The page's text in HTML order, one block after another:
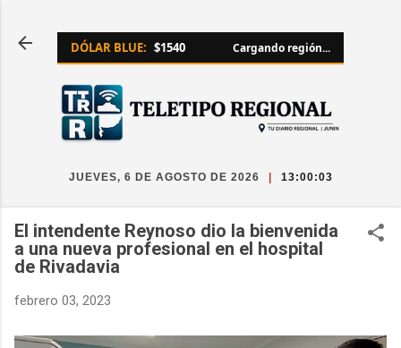
DÓLAR BLUE: $1540 Cargando región...
JUEVES, 6 DE AGOSTO DE 2026 13:00:03
El intendente Reynoso dio la bienvenida
a una nueva profesional en el hospital
de Rivadavia
febrero 03, 2023